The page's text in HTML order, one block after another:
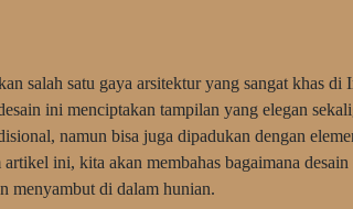
salah satu gaya arsitektur yang sangat khas di
ini menciptakan tampilan yang elegan
namun bisa juga dipadukan dengan
ini, kita akan membahas bagaimana
menyambut di dalam hunian.